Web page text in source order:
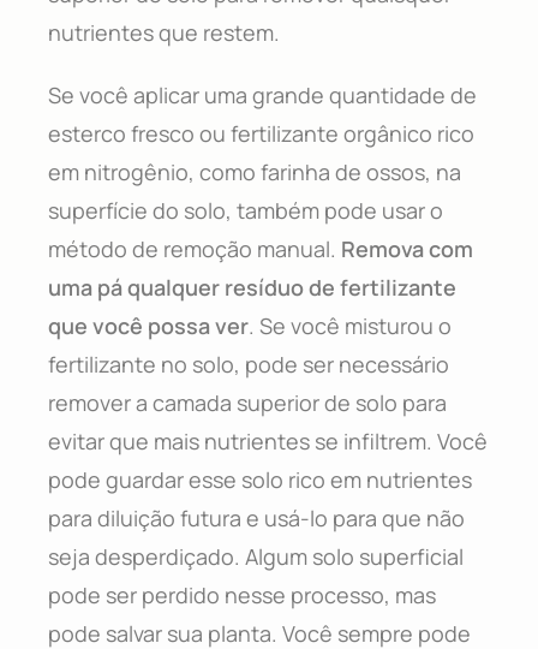
nutrientes que restem.
Se você aplicar uma grande quantidade de
esterco fresco ou fertilizante orgânico rico
em nitrogênio, como farinha de ossos, na
superfície do solo, também pode usar o
método de remoção manual. Remova com
uma pá qualquer resíduo de fertilizante
que você possa ver. Se você misturou o
fertilizante no solo, pode ser necessário
remover a camada superior de solo para
evitar que mais nutrientes se infiltrem. Você
pode guardar esse solo rico em nutrientes
para diluição futura e usá-lo para que não
seja desperdiçado. Algum solo superficial
pode ser perdido nesse processo, mas
pode salvar sua planta. Você sempre pode